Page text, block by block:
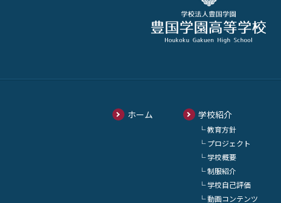
ホーム 学校紹介
教育方針
プロジェクト
学校概要
制服紹介
学校自己評価
動画コンテンツ